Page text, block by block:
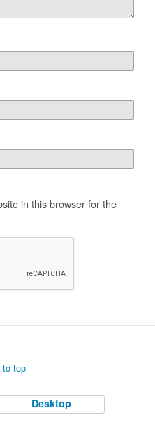
in this browser for the
to top
Desktop